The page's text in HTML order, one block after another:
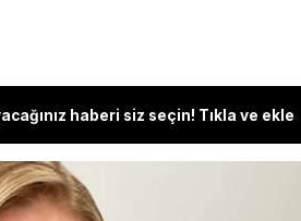
haberi siz seçin! Tıkla ve ekle